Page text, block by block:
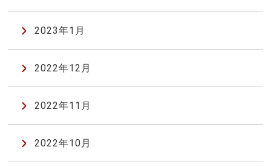
2023年1月
2022年12月
2022年11月
2022年10月